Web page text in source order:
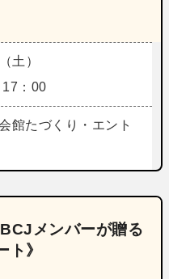
土）
17：00
館たづくり・エント
メンバーが贈る
ト》